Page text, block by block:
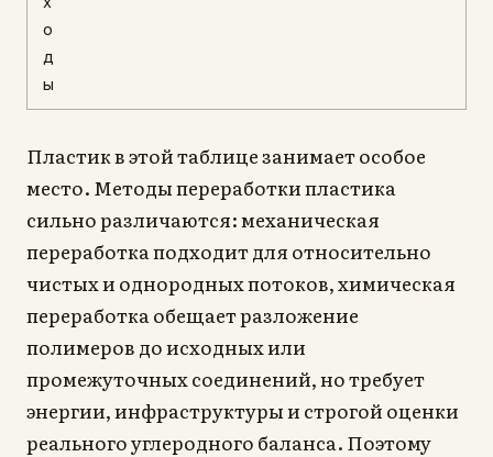
о
д
ы
Пластик в этой таблице занимает особое
место. Методы переработки пластика
сильно различаются: механическая
переработка подходит для относительно
чистых и однородных потоков, химическая
переработка обещает разложение
полимеров до исходных или
промежуточных соединений, но требует
энергии, инфраструктуры и строгой оценки
реального углеродного баланса. Поэтому